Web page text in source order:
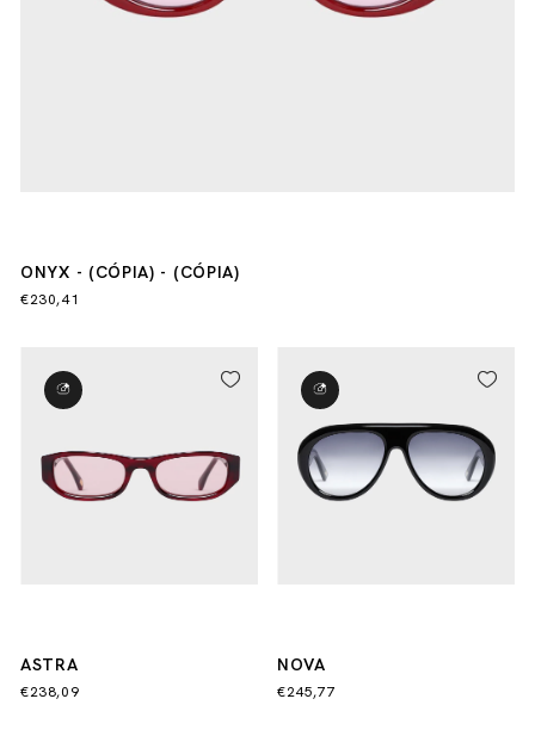
ONYX - (CÓPIA) - (CÓPIA)
€230,41
ASTRA
€238,09
NOVA
€245,77